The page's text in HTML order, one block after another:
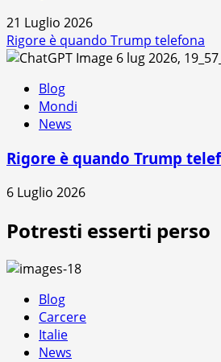
21 Luglio 2026
Rigore è quando Trump telefona
Blog
Mondi
News
Rigore è quando Trump
6 Luglio 2026
Potresti esserti perso
Blog
Carcere
Italie
News